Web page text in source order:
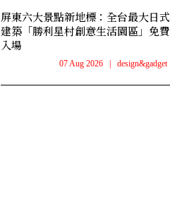
屏東六大景點新地標：全台最大日式
建築「勝利星村創意生活園區」免費
入場
07 Aug 2026 design&gadget